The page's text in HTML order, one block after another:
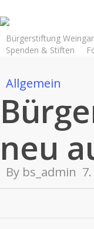
to
main
content
Bürgerstiftung
Spenden & Stiften
Allgemein
neu
By bs_admin